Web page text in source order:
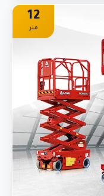
12
متر